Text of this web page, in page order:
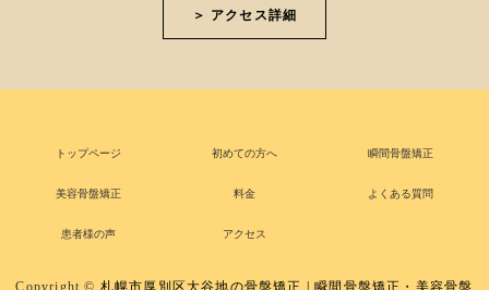
＞ アクセス詳細
トップページ 初めての方へ 瞬間骨盤矯正
美容骨盤矯正 料金 よくある質問
患者様の声 アクセス
Copyright © 札幌市厚別区大谷地の骨盤矯正 | 瞬間骨盤矯正・美容骨盤